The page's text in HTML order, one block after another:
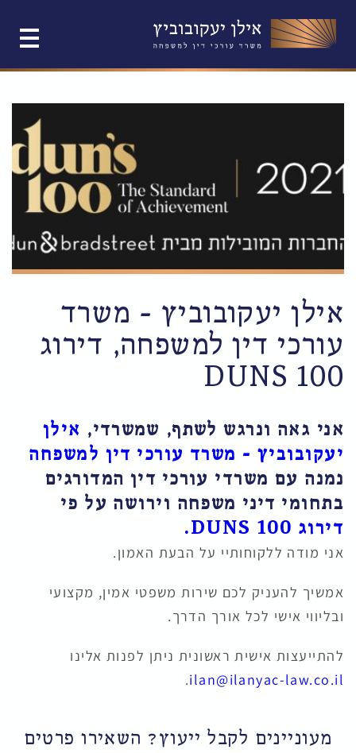
אילן יעקובוביץ – משרד
עורכי דין למשפחה, דירוג
DUNS 100
אני גאה ונרגש לשתף, שמשרדי, אילן
יעקובוביץ – משרד עורכי דין למשפחה
נמנה עם משרדי עורכי דין המדורגים
בתחומי דיני משפחה וירושה על פי
דירוג DUNS 100.
אני מודה ללקוחותיי על הבעת האמון.
אמשיך להעניק לכם שירות משפטי אמין, מקצועי
ובליווי אישי לכל אורך הדרך.
להתייעצות אישית ראשונית ניתן לפנות אלינו
ilan@ilanyac-law.co.il
.
מעוניינים לקבל ייעוץ? השאירו פרטים